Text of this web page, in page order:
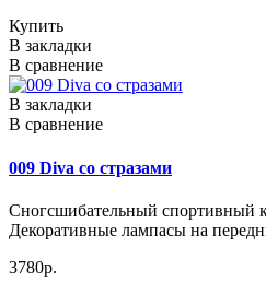
Купить
В закладки
В сравнение
В закладки
В сравнение
009 Diva со стразами
Сногсшибательный спортивный
Декоративные лампасы на
3780р.